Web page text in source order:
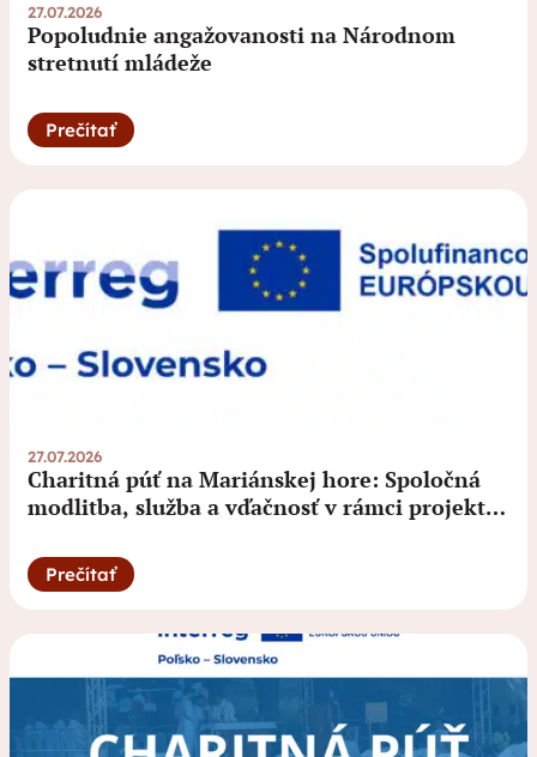
27.07.2026
Popoludnie angažovanosti na Národnom
stretnutí mládeže
Prečítať
27.07.2026
Charitná púť na Mariánskej hore: Spoločná
modlitba, služba a vďačnosť v rámci projektu
Poľsko – Slovensko 2021 – 2027
Prečítať